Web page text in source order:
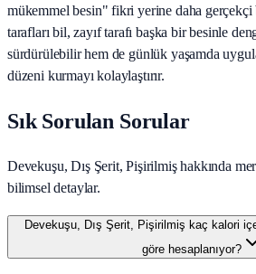
mükemmel besin" fikri yerine daha gerçekçi
tarafları bil, zayıf tarafı başka bir besinle
sürdürülebilir hem de günlük yaşamda
düzeni kurmayı kolaylaştırır.
Sık Sorulan Sorular
Devekuşu, Dış Şerit, Pişirilmiş hakkında
bilimsel detaylar.
Devekuşu, Dış Şerit, Pişirilmiş kaç kalori
göre hesaplanıyor?